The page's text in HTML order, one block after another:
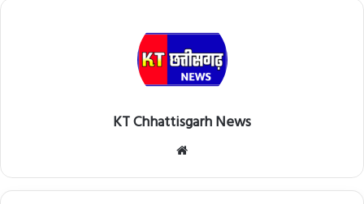
KT Chhattisgarh News